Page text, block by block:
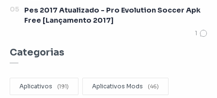
Pes 2017 Atualizado - Pro Evolution Soccer Apk
Free [Lançamento 2017]
Categorias
Aplicativos Aplicativos Mods